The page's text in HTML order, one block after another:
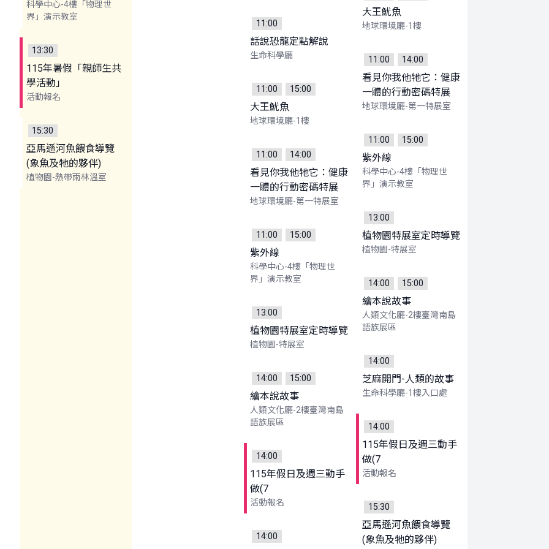
科學中心-4樓「物理世
界」演示教室
13:30
115年暑假「親師生共
學活動」
活動報名
11:00
話說恐龍定點解說
生命科學廳
大王魷魚
地球環境廳-1樓
15:30
亞馬遜河魚餵食導覽
(象魚及牠的夥伴)
植物園-熱帶雨林溫室
11:00 15:00
大王魷魚
地球環境廳-1樓
11:00 14:00
看見你我他牠它：健康
一體的行動密碼特展
地球環境廳-第一特展室
11:00 14:00
看見你我他牠它：健康
一體的行動密碼特展
地球環境廳-第一特展室
11:00 15:00
紫外線
科學中心-4樓「物理世
界」演示教室
11:00 15:00
紫外線
科學中心-4樓「物理世
界」演示教室
13:00
植物園特展室定時導覽
植物園-特展室
13:00
植物園特展室定時導覽
植物園-特展室
14:00 15:00
繪本說故事
人類文化廳-2樓臺灣南島
語族展區
14:00 15:00
繪本說故事
人類文化廳-2樓臺灣南島
語族展區
14:00
芝麻開門-人類的故事
生命科學廳-1樓入口處
14:00
115年假日及週三動手
做(7
活動報名
14:00
115年假日及週三動手
做(7
活動報名
14:00
15:30
亞馬遜河魚餵食導覽
(象魚及牠的夥伴)